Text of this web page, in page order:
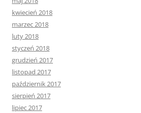
kwiecień 2018
marzec 2018
luty 2018
styczeń 2018
grudzień 2017
listopad 2017
październik 2017
sierpień 2017
lipiec 2017